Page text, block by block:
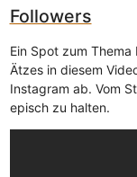
Followers
Ein Spot zum
Ätzes in diesem
Instagram ab. Vom
episch zu halten.